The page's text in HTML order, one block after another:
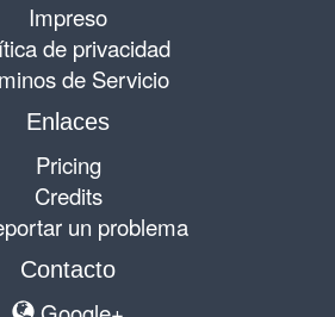
Impreso
de privacidad
de Servicio
Enlaces
Pricing
Credits
un problema
Contacto